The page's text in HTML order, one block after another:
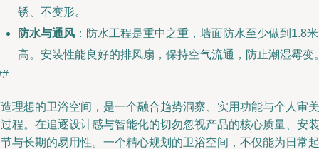
锈、不变形。
防水与通风 ：防水工程是重中之重，墙面防水至少做到1.8米
高。安装性能良好的排风扇，保持空气流通，防止潮湿霉变
理想的卫浴空间，是一个融合趋势洞察、实用功能与个人审美
程。在追逐设计感与智能化的切勿忽视产品的核心质量、安装
与长期的易用性。一个精心规划的卫浴空间，不仅能为日常起